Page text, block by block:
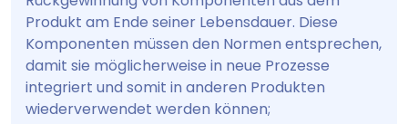
Produkt am Ende seiner Lebensdauer. Diese
Komponenten müssen den Normen entsprechen,
damit sie möglicherweise in neue Prozesse
integriert und somit in anderen Produkten
wiederverwendet werden können;